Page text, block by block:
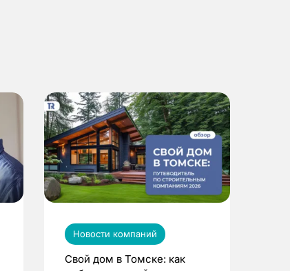
Новости компаний
Свой дом в Томске: как